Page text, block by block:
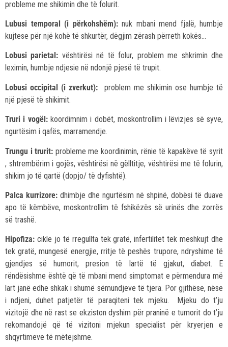
probleme me shikimin dhe të folurit.
Lubusi temporal (i përkohshëm): nuk mbani mend fjalë, humbje
kujtese për një kohë të shkurtër, dëgjim zërash përreth kokës…
Lobusi parietal: vështirësi në të folur, problem me shkrimin dhe
leximin, humbje ndjesie në ndonjë pjesë të trupit.
Lobusi occipital (i zverkut): problem me shikimin ose humbje të
një pjesë të shikimit.
Truri i vogël:koordimnim i dobët, moskontrollim i lëvizjes së syve,
ngurtësim i qafës, marramendje.
Trungu i trurit: probleme me koordinimin, rënie të kapakëve të syrit
, shtrembërim i gojës, vështirësi në gëlltitje, vështirësi me të folurin,
shikim jo të qartë (dopjo/ të dyfishtë).
Palca kurrizore: dhimbje dhe ngurtësim në shpinë, dobësi të duave
apo të këmbëve, moskontrollim të fshikëzës së urinës dhe zorrës
së trashë.
Hipofiza: cikle jo të rregullta tek gratë, infertilitet tek meshkujt dhe
tek gratë, mungesë energjie, rritje të peshës trupore, ndryshime të
gjendjes së humorit, presion të lartë të gjakut, diabet. E
rëndësishme është që të mbani mend simptomat e përmendura më
lart janë edhe shkak i shumë sëmundjeve të tjera. Por gjithëse, nëse
i ndjeni, duhet patjetër të paraqiteni tek mjeku. Mjeku do t’ju
vizitojë dhe në rast se ekziston dyshim për praninë e tumorit do t’ju
rekomandojë që të vizitoni mjekun specialist për kryerjen e
shqyrtimeve të mëtejshme.